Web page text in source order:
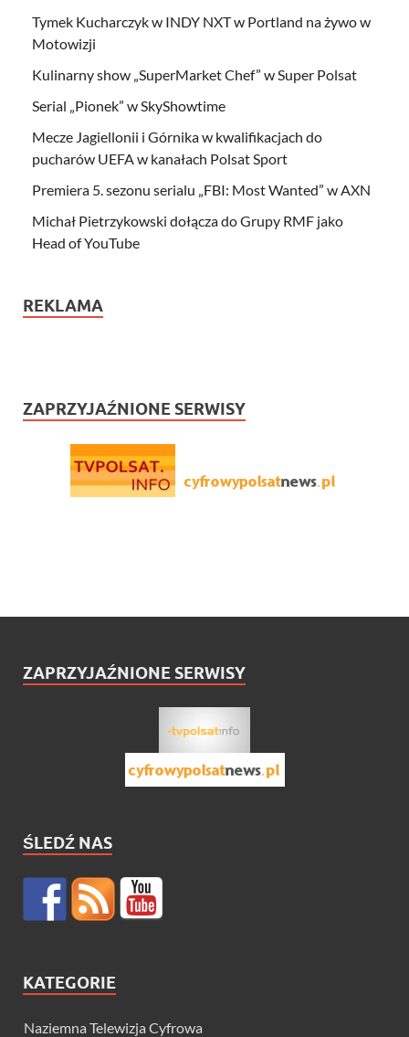
Tymek Kucharczyk w INDY NXT w Portland na żywo w
Motowizji
Kulinarny show „SuperMarket Chef” w Super Polsat
Serial „Pionek” w SkyShowtime
Mecze Jagiellonii i Górnika w kwalifikacjach do
pucharów UEFA w kanałach Polsat Sport
Premiera 5. sezonu serialu „FBI: Most Wanted” w AXN
Michał Pietrzykowski dołącza do Grupy RMF jako
Head of YouTube
REKLAMA
ZAPRZYJAŹNIONE SERWISY
ZAPRZYJAŹNIONE SERWISY
ŚLEDŹ NAS
KATEGORIE
Naziemna Telewizja Cyfrowa